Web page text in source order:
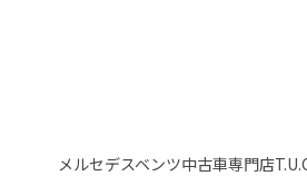
メルセデスベンツ中古車専門店